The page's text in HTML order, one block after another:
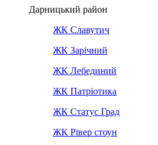
Дарницький район
ЖК Славутич
ЖК Зарічний
ЖК Лебединий
ЖК Патріотика
ЖК Статус Град
ЖК Рівер стоун